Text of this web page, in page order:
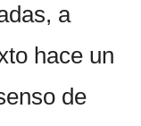
a
hace un
de